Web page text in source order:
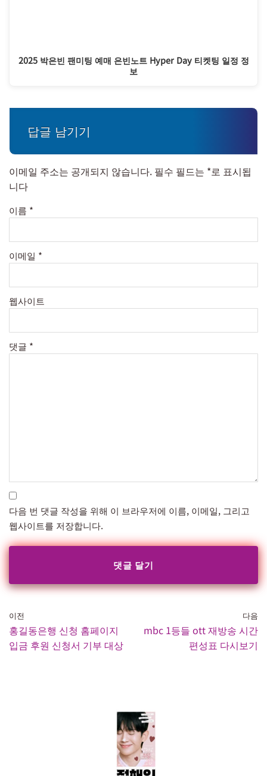
2025 박은빈 팬미팅 예매 은빈노트 Hyper Day 티켓팅 일정 정
보
답글 남기기
이메일 주소는 공개되지 않습니다. 필수 필드는 *로 표시됩
니다
이름 *
이메일 *
웹사이트
댓글 *
다음 번 댓글 작성을 위해 이 브라우저에 이름, 이메일, 그리고
웹사이트를 저장합니다.
이전
홍길동은행 신청 홈페이지
입금 후원 신청서 기부 대상
다음
mbc 1등들 ott 재방송 시간
편성표 다시보기